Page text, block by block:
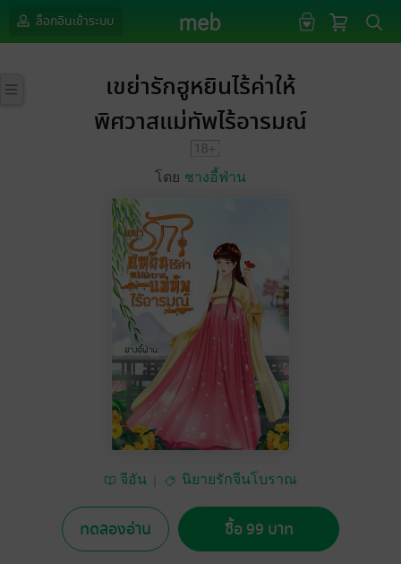
ล็อกอินเข้าระบบ
เขย่ารักฮูหยินไร้ค่าให้
พิศวาสแม่ทัพไร้อารมณ์
โดย ชางอี้ฟ่าน
จีอัน นิยายรักจีนโบราณ
ทดลองอ่าน ซื้อ 99 บาท